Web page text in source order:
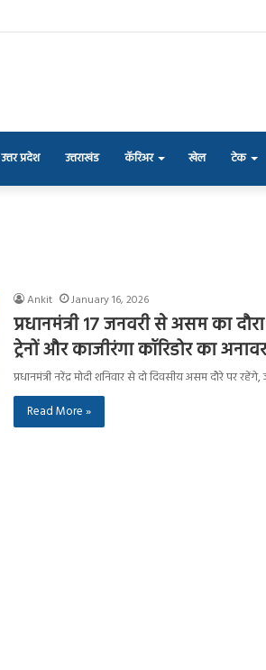
उत्तर प्रदेश उत्तराखंड कॅरिअर खेल टेक
Ankit January 16, 2026
प्रधानमंत्री 17 जनवरी से असम का
ट्रेनों और काजीरंगा कॉरिडोर का
प्रधानमंत्री नरेंद्र मोदी शनिवार से दो दिवसीय असम दौरे पर
Read More »